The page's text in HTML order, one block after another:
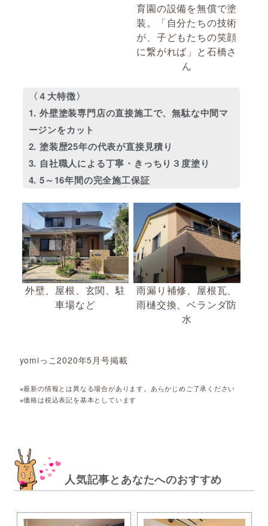
育園の設備を無償で塗
装。「自分たちの技術
が、子どもたちの笑顔
に繋がれば」と石橋さ
ん
〈４大特徴〉
1. 外壁塗装専門店の直接施工で、無駄な中間マ
ージンをカット
2. 塗装歴25年の代表が直接見積り
3. 自社職人による丁寧・きっちり３度塗り
4. 5～16年間の完全施工保証
外壁、屋根、玄関、駐
車場など
雨漏り補修、屋根瓦、
雨樋交換、ベランダ防
水
yomiっこ2020年5月号掲載
※最新の情報とは異なる場合があります。あらかじめご了承ください
※価格は税込表記を基本としています
人気記事とあなたへのおすすめ